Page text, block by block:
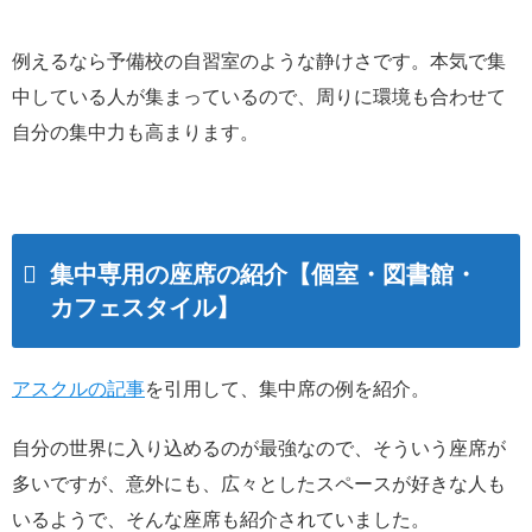
例えるなら予備校の自習室のような静けさです。本気で集
中している人が集まっているので、周りに環境も合わせて
自分の集中力も高まります。
集中専用の座席の紹介【個室・図書館・
カフェスタイル】
アスクルの記事を引用して、集中席の例を紹介。
自分の世界に入り込めるのが最強なので、そういう座席が
多いですが、意外にも、広々としたスペースが好きな人も
いるようで、そんな座席も紹介されていました。